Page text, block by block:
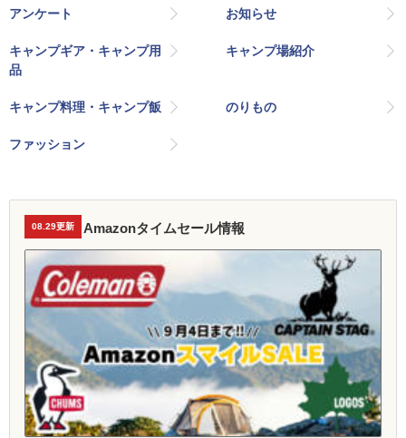
アンケート お知らせ
キャンプギア・キャンプ用
品
キャンプ場紹介
キャンプ料理・キャンプ飯 のりもの
ファッション
08.29更新 Amazonタイムセール情報